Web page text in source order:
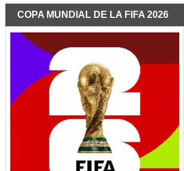
COPA MUNDIAL DE LA FIFA 2026